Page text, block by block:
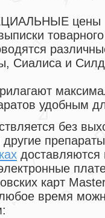
цены
Сиалиса и
удобным
без
доставляются
карт
время